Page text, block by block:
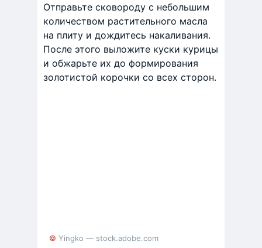
Отправьте сковороду с небольшим
количеством растительного масла
на плиту и дождитесь накаливания.
После этого выложите куски курицы
и обжарьте их до формирования
золотистой корочки со всех сторон.
© Yingko — stock.adobe.com